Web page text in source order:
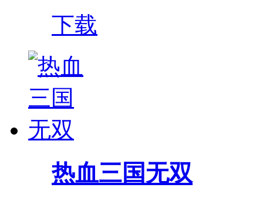
下载
热血三国无双